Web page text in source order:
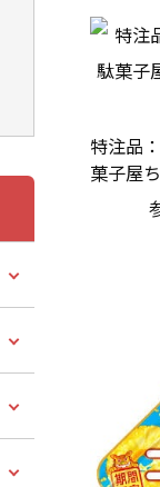
特注品
菓子屋